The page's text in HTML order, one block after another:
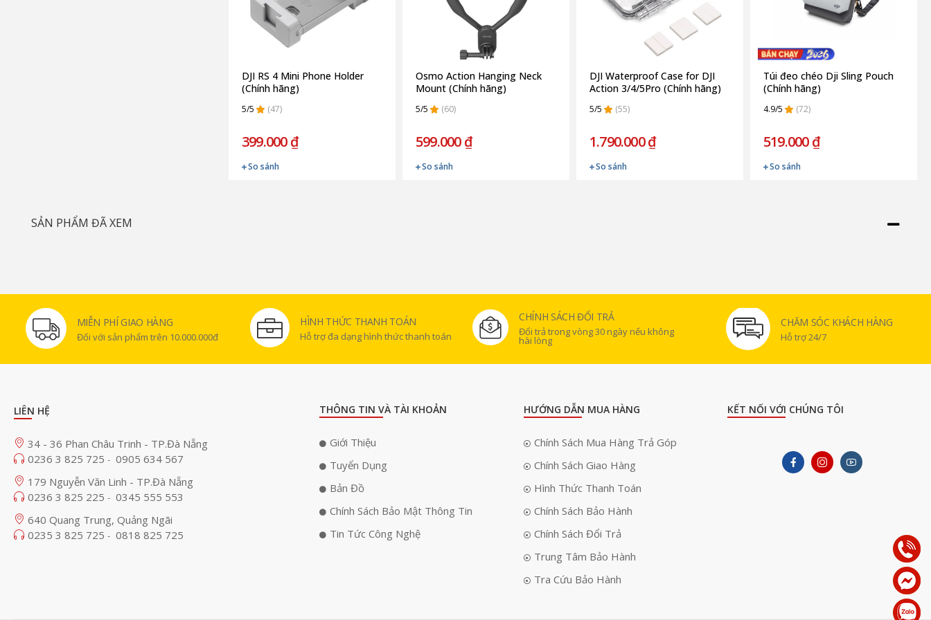
DJI RS 4 Mini Phone Holder
(Chính hãng)
5/5 (47)
399.000 ₫
So sánh
Osmo Action Hanging Neck
Mount (Chính hãng)
5/5 (60)
599.000 ₫
So sánh
DJI Waterproof Case for DJI
Action 3/4/5Pro (Chính hãng)
5/5 (55)
1.790.000 ₫
So sánh
Túi đeo chéo Dji Sling Pouch
(Chính hãng)
4.9/5 (72)
519.000 ₫
So sánh
SẢN PHẨM ĐÃ XEM
MIỄN PHÍ GIAO HÀNG
Đối với sản phẩm trên 10.000.000đ
HÌNH THỨC THANH TOÁN
Hỗ trợ đa dạng hình thức thanh toán
CHÍNH SÁCH ĐỔI TRẢ
Đổi trả trong vòng 30 ngày nếu không
hài lòng
CHĂM SÓC KHÁCH HÀNG
Hỗ trợ 24/7
LIÊN HỆ
34 - 36 Phan Châu Trinh - TP.Đà Nẵng
0236 3 825 725 - 0905 634 567
179 Nguyễn Văn Linh - TP.Đà Nẵng
0236 3 825 225 - 0345 555 553
640 Quang Trung, Quảng Ngãi
0235 3 825 725 - 0818 825 725
THÔNG TIN VÀ TÀI KHOẢN
Giới Thiệu
Tuyển Dụng
Bản Đồ
Chính Sách Bảo Mật Thông Tin
Tin Tức Công Nghệ
HƯỚNG DẪN MUA HÀNG
Chính Sách Mua Hàng Trả Góp
Chính Sách Giao Hàng
Hình Thức Thanh Toán
Chính Sách Bảo Hành
Chính Sách Đổi Trả
Trung Tâm Bảo Hành
Tra Cứu Bảo Hành
KẾT NỐI VỚI CHÚNG TÔI